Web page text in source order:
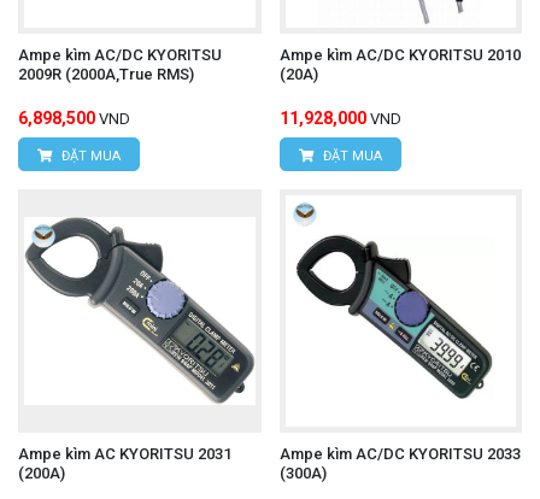
Website: www.hungnguyentech.vn
Ampe kìm AC/DC KYORITSU
2009R (2000A,True RMS)
6,898,500 VND
ĐẶT MUA
Ampe kìm AC/DC KYORITSU 2010
(20A)
11,928,000 VND
ĐẶT MUA
Ampe kìm AC KYORITSU 2031
(200A)
Ampe kìm AC/DC KYORITSU 2033
(300A)